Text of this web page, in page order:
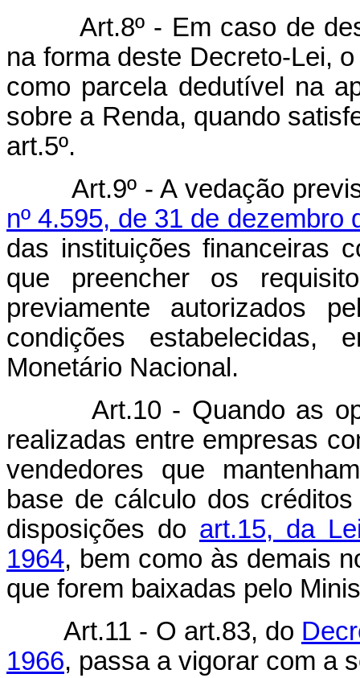
Art.8º - Em caso de
na forma deste Decreto-Lei,
como parcela dedutível na
sobre a Renda, quando
art.5º.
Art.9º - A vedação
nº 4.595, de 31 de dezembro
das instituições financeiras
que preencher os
previamente autorizados
condições estabelecidas,
Monetário Nacional.
Art.10 - Quando as
realizadas entre empresas
vendedores que
base de cálculo dos
disposições do art.15, da
1964, bem como às demais
que forem baixadas pelo
Art.11 - O art.83, do
1966, passa a vigorar com a